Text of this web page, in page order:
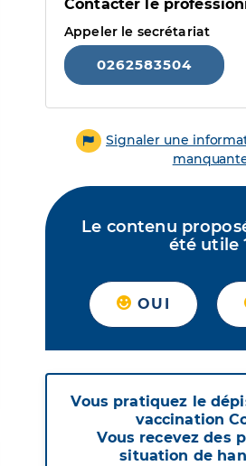
Contacter le
Appeler le secrétariat
0262583504
Signaler une
Le contenu
été utile
OUI
Vous pratiquez le
vaccination
Vous recevez des
situation de